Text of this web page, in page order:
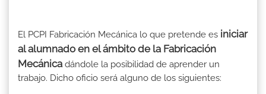
El PCPI Fabricación Mecánica lo que pretende es iniciar
al alumnado en el ámbito de la Fabricación
Mecánicadándole la posibilidad de aprender un
trabajo. Dicho oficio será alguno de los siguientes: